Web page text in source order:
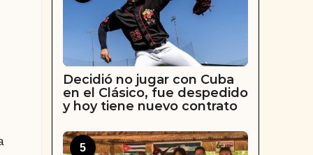
Decidió no jugar con Cuba
en el Clásico, fue despedido
y hoy tiene nuevo contrato
5